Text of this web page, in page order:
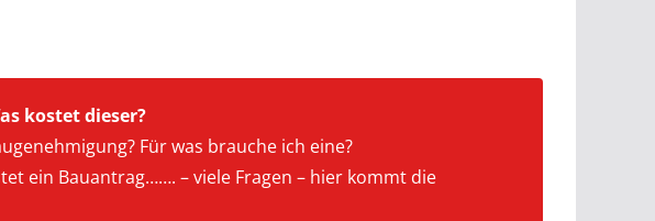
kostet dieser?
Für was brauche ich eine?
ein Bauantrag……. – viele Fragen – hier kommt die